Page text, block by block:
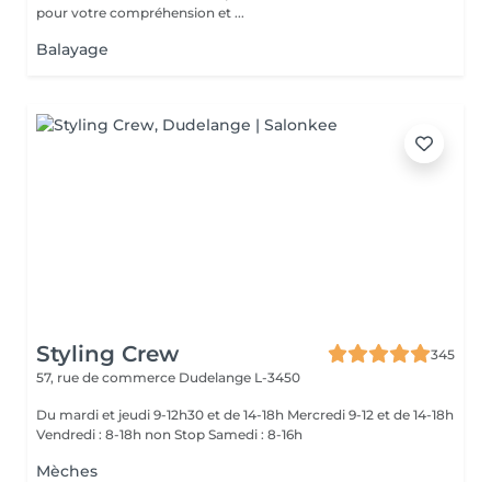
pour votre compréhension et ...
Balayage
Styling Crew
345
57, rue de commerce Dudelange L-3450
Du mardi et jeudi 9-12h30 et de 14-18h Mercredi 9-12 et de 14-18h
Vendredi : 8-18h non Stop Samedi : 8-16h
Mèches